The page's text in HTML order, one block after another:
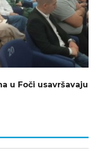
u Foči usavršavaju